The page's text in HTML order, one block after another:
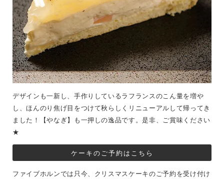
デザインも一新し、手作りしているラフランスのこん量を増や
し、ほんのり焦げ目をつけて秋らしくリニューアルして帰ってき
ました！【やなぎ】も一押しの逸品です。是非、ご賞味ください
★
ケーキのご予約はこちら
ファイブホルンでは只今、クリスマスケーキのご予約を受け付け